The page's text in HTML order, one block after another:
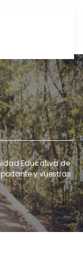
Educativa de
y vuestras